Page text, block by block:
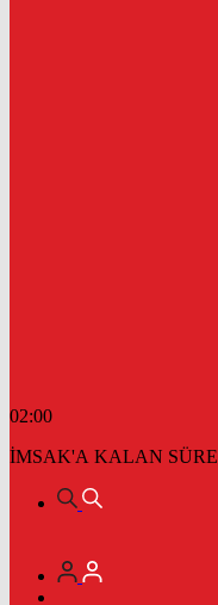
02:00
İMSAK'A KALAN SÜRE